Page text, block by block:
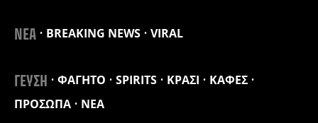
ΝΕΑ BREAKING NEWS VIRAL
ΓΕΥΣΗ ΦΑΓΗΤΟ SPIRITS ΚΡΑΣΙ
ΚΑΦΕΣ
ΠΡΟΣΩΠΑ
ΝΕΑ